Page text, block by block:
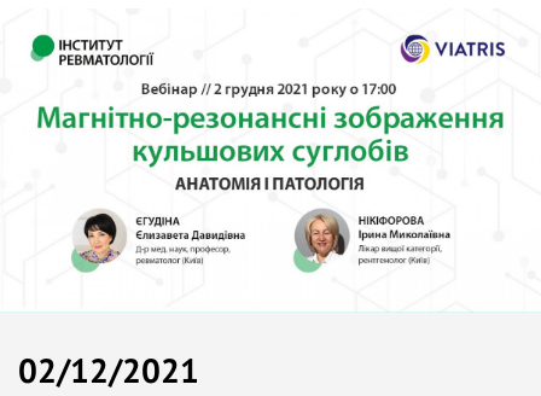
02/12/2021